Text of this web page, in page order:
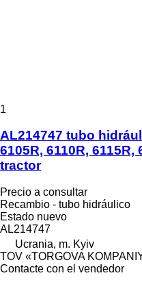
1
AL214747 tubo
6105R, 6110R, 6115R,
tractor
Precio a consultar
Recambio - tubo hidráulico
Estado nuevo
AL214747
Ucrania, m. Kyiv
TOV «TORGOVA
Contacte con el vendedor